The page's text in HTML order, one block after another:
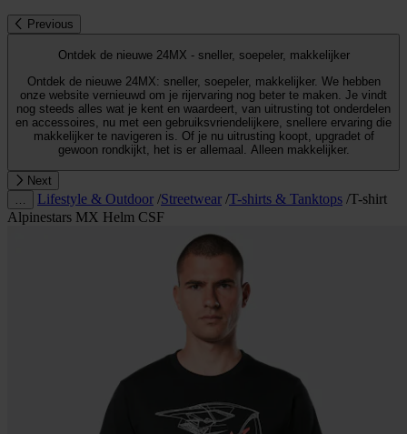
Previous
Ontdek de nieuwe 24MX - sneller, soepeler, makkelijker
Ontdek de nieuwe 24MX: sneller, soepeler, makkelijker. We hebben
onze website vernieuwd om je rijervaring nog beter te maken. Je vindt
nog steeds alles wat je kent en waardeert, van uitrusting tot onderdelen
en accessoires, nu met een gebruiksvriendelijkere, snellere ervaring die
makkelijker te navigeren is. Of je nu uitrusting koopt, upgradet of
gewoon rondkijkt, het is er allemaal. Alleen makkelijker.
Next
Lifestyle & Outdoor /Streetwear /T-shirts & Tanktops /T-shirt
Alpinestars MX Helm CSF